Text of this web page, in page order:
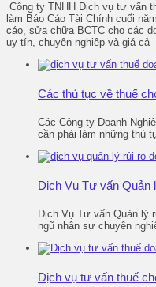
Công ty TNHH Dịch vụ tư vấn
làm Báo Cáo Tài Chính cuối
cáo, sửa chữa BCTC cho các
uy tín, chuyên nghiệp và giá cả
Các thủ tục về thuế
Các Công ty Doanh
cần phải làm những thủ
Dịch Vụ Tư vấn Quản
Dịch Vụ Tư vấn Quản lý
ngũ nhân sự chuyên
Dịch vụ tư vấn thuế